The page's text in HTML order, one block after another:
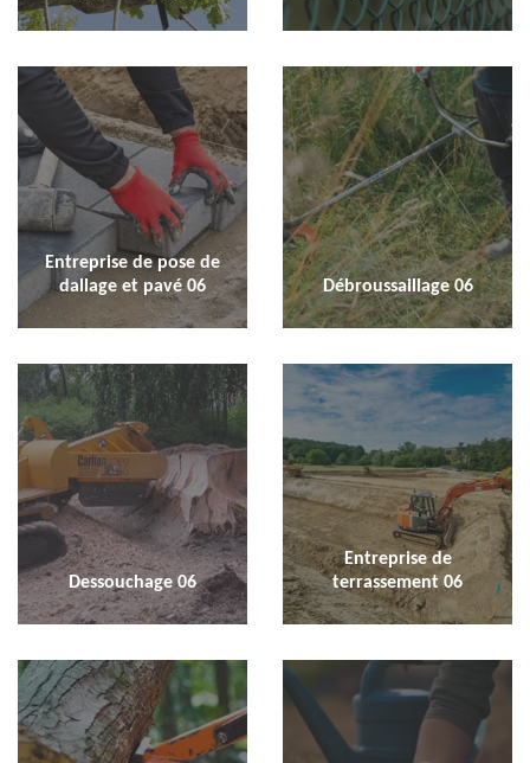
Entreprise de pose de
dallage et pavé 06
Débroussaillage 06
Dessouchage 06
Entreprise de
terrassement 06